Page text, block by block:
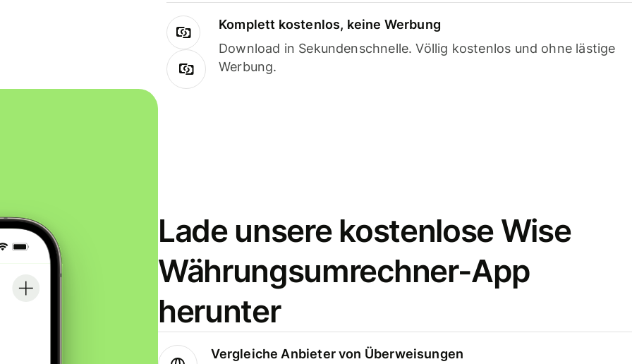
Komplett kostenlos, keine Werbung
Download in Sekundenschnelle. Völlig kostenlos und ohne lästige
Werbung.
Lade unsere kostenlose Wise
Währungsumrechner-App
herunter
Vergleiche Anbieter von Überweisungen